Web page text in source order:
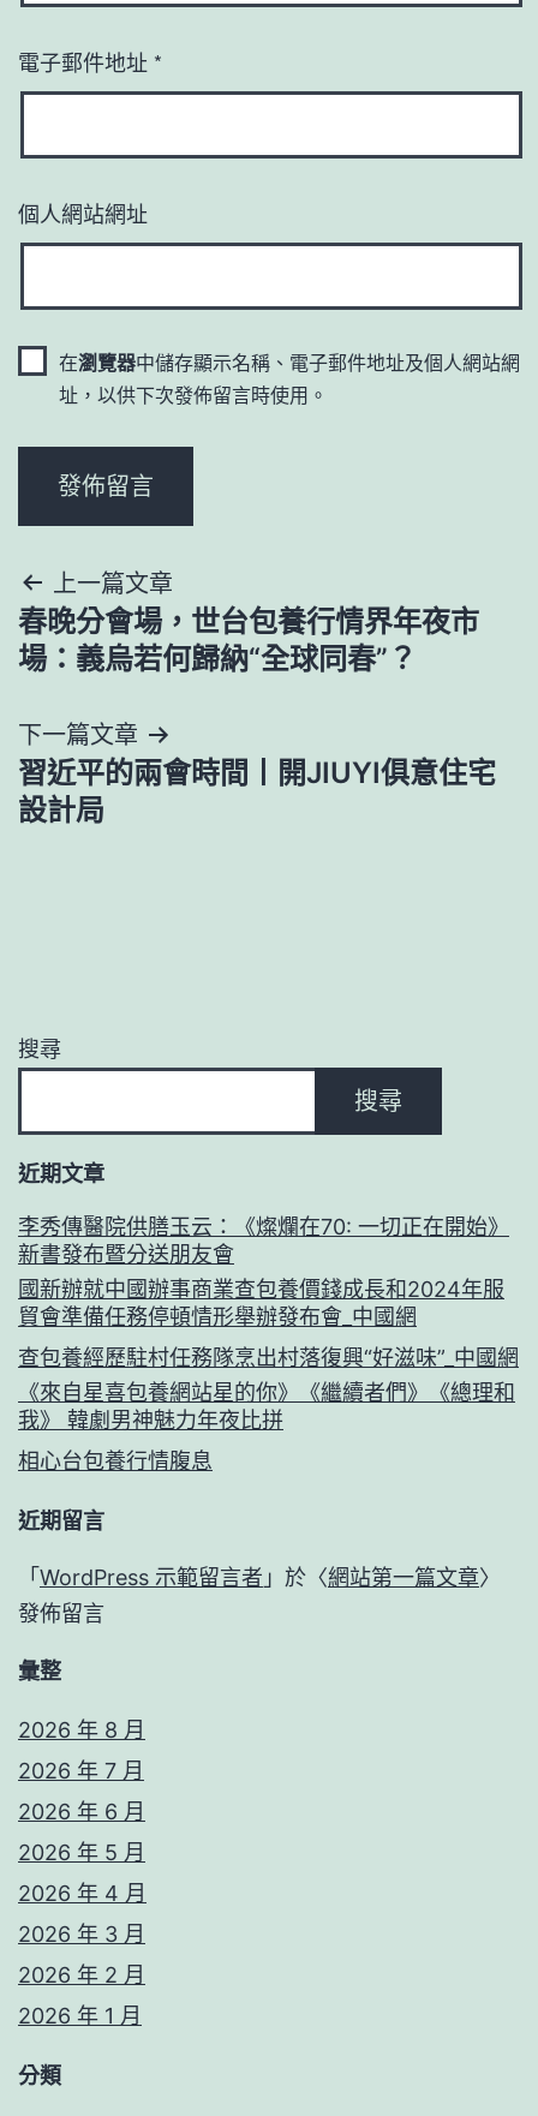
電子郵件地址 *
個人網站網址
在瀏覽器中儲存顯示名稱、電子郵件地址及個人網站網
址，以供下次發佈留言時使用。
文
章
覽
上一篇文章
春晚分會場，世台包養行情界年夜市
場：義烏若何歸納“全球同春”？
下一篇文章
習近平的兩會時間丨開JIUYI俱意住宅
設計局
搜尋
搜尋
近期文章
李秀傳醫院供膳玉云：《燦爛在70: 一切正在開始》
新書發布暨分送朋友會
國新辦就中國辦事商業查包養價錢成長和2024年服
貿會準備任務停頓情形舉辦發布會_中國網
查包養經歷駐村任務隊烹出村落復興“好滋味”_中國網
《來自星喜包養網站星的你》《繼續者們》《總理和
我》 韓劇男神魅力年夜比拼
相心台包養行情腹息
近期留言
「 WordPress 示範留言者 」於〈網站第一篇文章〉
發佈留言
彙整
2026 年 8 月
2026 年 7 月
2026 年 6 月
2026 年 5 月
2026 年 4 月
2026 年 3 月
2026 年 2 月
2026 年 1 月
分類